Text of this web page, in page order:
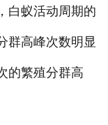
白蚁活动周期的
群高峰次数明显
的繁殖分群高